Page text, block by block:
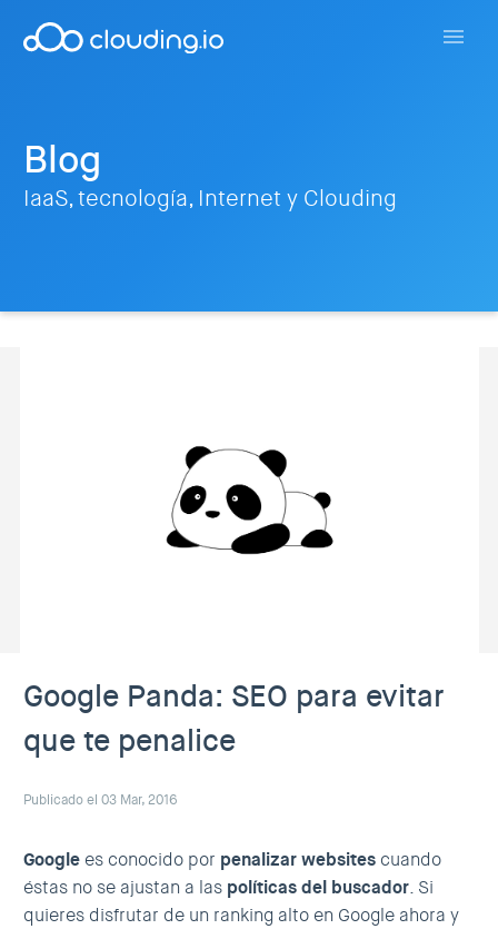
Blog
IaaS, tecnología, Internet y Clouding
Google Panda: SEO para evitar
que te penalice
Publicado el 03 Mar, 2016
Google es conocido por penalizar websites cuando
éstas no se ajustan a las políticas del buscador. Si
quieres disfrutar de un ranking alto en Google ahora y